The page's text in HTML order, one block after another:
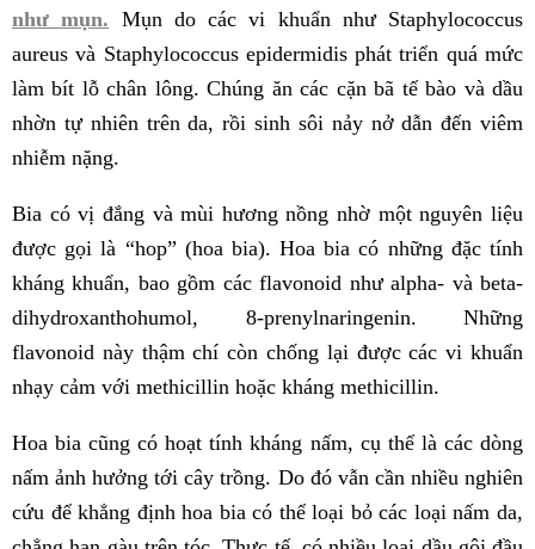
như mụn. Mụn do các vi khuẩn như Staphylococcus
aureus và Staphylococcus epidermidis phát triển quá mức
làm bít lỗ chân lông. Chúng ăn các cặn bã tế bào và dầu
nhờn tự nhiên trên da, rồi sinh sôi nảy nở dẫn đến viêm
nhiễm nặng.
Bia có vị đắng và mùi hương nồng nhờ một nguyên liệu
được gọi là “hop” (hoa bia). Hoa bia có những đặc tính
kháng khuẩn, bao gồm các flavonoid như alpha- và beta-
dihydroxanthohumol, 8-prenylnaringenin. Những
flavonoid này thậm chí còn chống lại được các vi khuẩn
nhạy cảm với methicillin hoặc kháng methicillin.
Hoa bia cũng có hoạt tính kháng nấm, cụ thể là các dòng
nấm ảnh hưởng tới cây trồng. Do đó vẫn cần nhiều nghiên
cứu để khẳng định hoa bia có thể loại bỏ các loại nấm da,